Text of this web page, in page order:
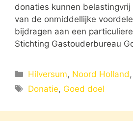
donaties kunnen belastingvrij
van de onmiddellijke
bijdragen aan een
Stichting Gastouderbureau
Categorieën
Hilversum, Noord Holland ,
Tags
Donatie, Goed doel